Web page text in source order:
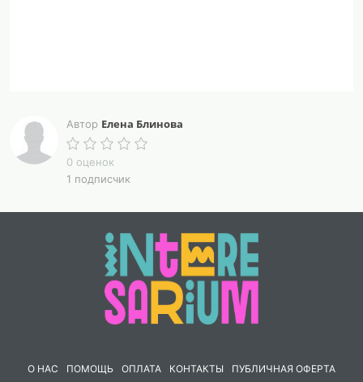
Автор Елена Блинова
0 оценок
1 подписчик
О НАС ПОМОЩЬ ОПЛАТА КОНТАКТЫ
ПУБЛИЧНАЯ ОФЕРТА